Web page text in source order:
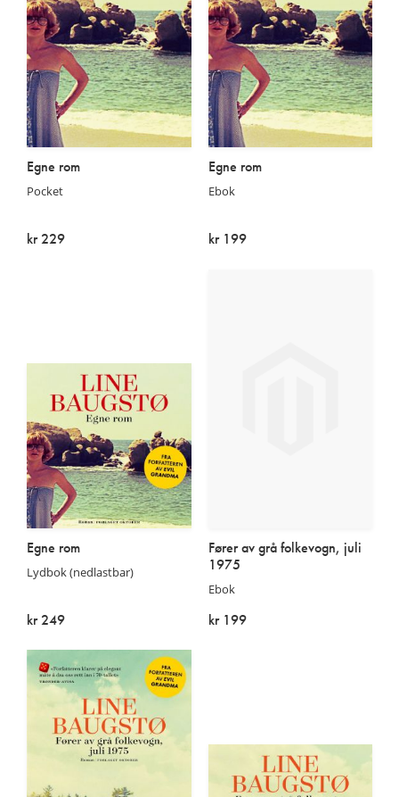
Egne rom
Pocket
kr 229
Egne rom
Ebok
kr 199
Egne rom
Lydbok (nedlastbar)
kr 249
Fører av grå folkevogn, juli
1975
Ebok
kr 199